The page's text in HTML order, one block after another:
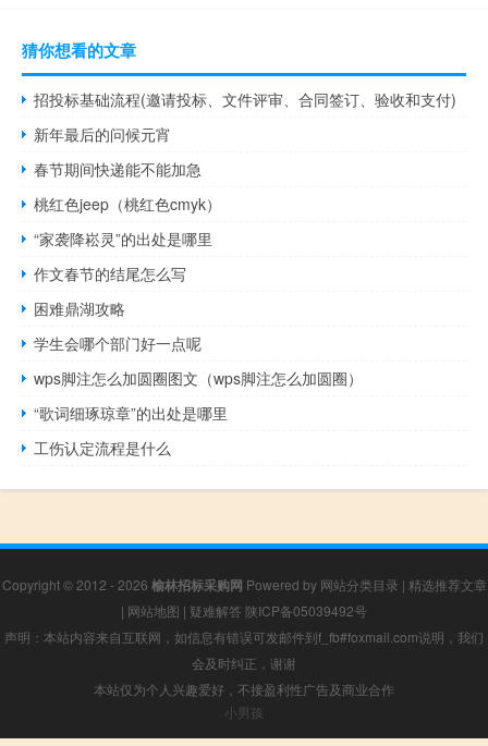
猜你想看的文章
招投标基础流程(邀请投标、文件评审、合同签订、验收和支付)
新年最后的问候元宵
春节期间快递能不能加急
桃红色jeep（桃红色cmyk）
“家袭降崧灵”的出处是哪里
作文春节的结尾怎么写
困难鼎湖攻略
学生会哪个部门好一点呢
wps脚注怎么加圆圈图文（wps脚注怎么加圆圈）
“歌词细琢琼章”的出处是哪里
工伤认定流程是什么
Copyright © 2012 - 2026 榆林招标采购网 Powered by 网站分类目录 | 精选推荐文章
| 网站地图 | 疑难解答 陕ICP备05039492号
声明：本站内容来自互联网，如信息有错误可发邮件到f_fb#foxmail.com说明，我们
会及时纠正，谢谢
本站仅为个人兴趣爱好，不接盈利性广告及商业合作
小男孩